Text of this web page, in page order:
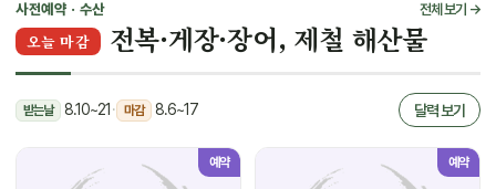
사전예약 · 수산 전체 보기 →
오늘 마감 전복·게장·장어, 제철 해산물
받는날 8.10~21 · 마감 8.6~17 달력 보기
예약 예약